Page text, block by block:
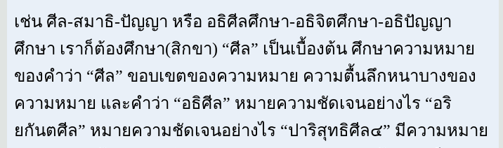
เช่น ศีล-สมาธิ-ปัญญา หรือ อธิศีลศึกษา-อธิจิตศึกษา-อธิปัญญา
ศึกษา เราก็ต้องศึกษา(สิกขา) “ศีล” เป็นเบื้องต้น ศึกษาความหมาย
ของคำว่า “ศีล” ขอบเขตของความหมาย ความตื้นลึกหนาบางของ
ความหมาย และคำว่า “อธิศีล” หมายความชัดเจนอย่างไร “อริ
ยกันตศีล” หมายความชัดเจนอย่างไร “ปาริสุทธิศีล๔” มีความหมาย